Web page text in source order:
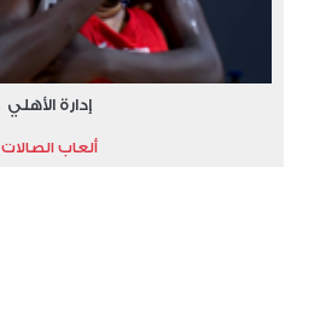
إدارة الأهلي
ألعاب الصالات